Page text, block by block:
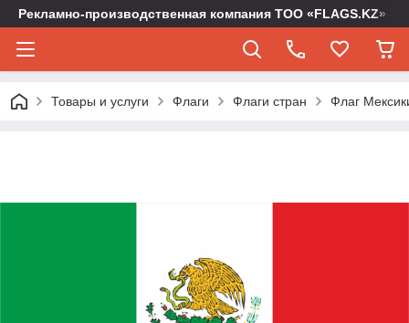
Рекламно-производственная компания ТОО «FLAGS.KZ» -
Товары и услуги Флаги Флаги стран Флаг